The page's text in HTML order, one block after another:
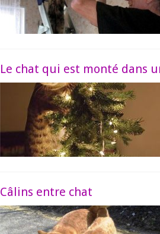
Le chat qui est monté dans
Câlins entre chat